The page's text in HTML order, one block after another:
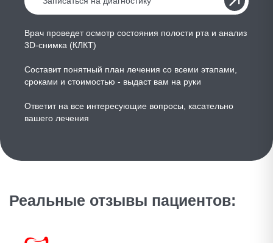
Врач проведет осмотр состояния полости рта и анализ
3D-снимка (КЛКТ)
Составит понятный план лечения со всеми этапами,
сроками и стоимостью - выдаст вам на руки
Ответит на все интересующие вопросы, касательно
вашего лечения
Реальные отзывы пациентов: